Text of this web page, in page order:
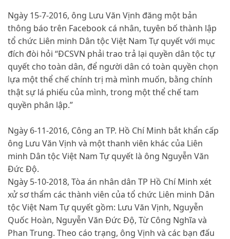
Ngày 15-7-2016, ông Lưu Văn Vịnh đăng một bản
thông báo trên Facebook cá nhân, tuyên bố thành lập
tổ chức Liên minh Dân tộc Việt Nam Tự quyếtvới mục
đích đòi hỏi “ĐCSVN phải trao trả lại quyền dân tộc tự
quyết cho toàn dân, để người dân có toàn quyền chọn
lựa một thể chế chính trị mà mình muốn, bằng chính
thật sự lá phiếu của mình, trong một thể chế tam
quyền phân lập.”
Ngày 6-11-2016, Công an TP. Hồ Chí Minh bắt khẩn cấp
ông Lưu Văn Vịnh và một thanh viên khác của Liên
minh Dân tộc Việt Nam Tự quyết là ông Nguyễn Văn
Đức Độ.
Ngày 5-10-2018, Tòa án nhân dân TP Hồ Chí Minh xét
xử sơ thẩm các thành viên của tổ chức Liên minh Dân
tộc Việt Nam Tự quyết gồm: Lưu Văn Vịnh, Nguyễn
Quốc Hoàn, Nguyễn Văn Đức Độ, Từ Công Nghĩa và
Phan Trung. Theo cáo trạng, ông Vịnh và các bạn đấu